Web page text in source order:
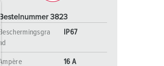
Bestelnummer 3823
Beschermingsgra
ad
IP67
Ampère 16 A